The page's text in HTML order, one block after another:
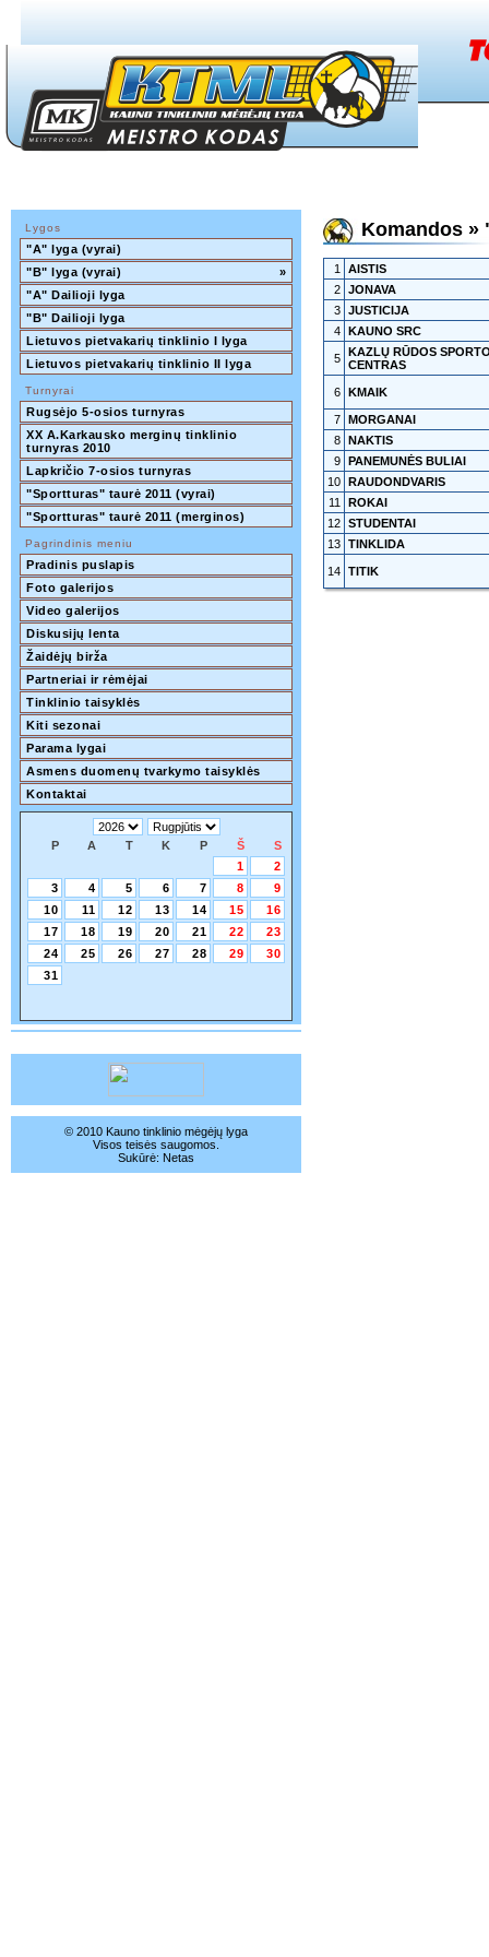
Lygos
"A" lyga (vyrai)
"B" lyga (vyrai)
»
"A" Dailioji lyga
"B" Dailioji lyga
Lietuvos pietvakarių tinklinio I lyga
Lietuvos pietvakarių tinklinio II lyga
Turnyrai
Rugsėjo 5-osios turnyras
XX A.Karkausko merginų tinklinio
turnyras 2010
Lapkričio 7-osios turnyras
"Sportturas" taurė 2011 (vyrai)
"Sportturas" taurė 2011 (merginos)
Pagrindinis meniu
Pradinis puslapis
Foto galerijos
Video galerijos
Diskusijų lenta
Žaidėjų birža
Partneriai ir rėmėjai
Tinklinio taisyklės
Kiti sezonai
Parama lygai
Asmens duomenų tvarkymo taisyklės
Kontaktai
P A T K P Š
S
1
2
3
4 5 6 7 8
9
10
11 12 13 14 15
16
17
18 19 20 21 22
23
24
25 26 27 28 29
30
31
© 2010 Kauno tinklinio mėgėjų lyga
Visos teisės saugomos.
Sukūrė: Netas
Komandos »
1
AISTIS
2 JONAVA
3 JUSTICIJA
4 KAUNO SRC
5 KAZLŲ RŪDOS
CENTRAS
6 KMAIK
7 MORGANAI
8 NAKTIS
9 PANEMUNĖS BULIAI
10 RAUDONDVARIS
11
ROKAI
12 STUDENTAI
13 TINKLIDA
14 TITIK